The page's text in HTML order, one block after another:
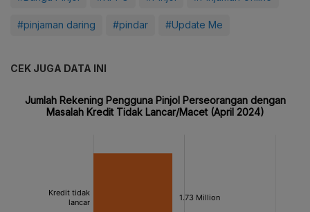
#pinjaman daring #pindar #Update Me
CEK JUGA DATA INI